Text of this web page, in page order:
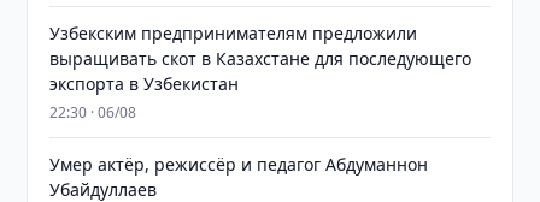
Узбекским предпринимателям предложили
выращивать скот в Казахстане для последующего
экспорта в Узбекистан
22:30 · 06/08
Умер актёр, режиссёр и педагог Абдуманнон
Убайдуллаев